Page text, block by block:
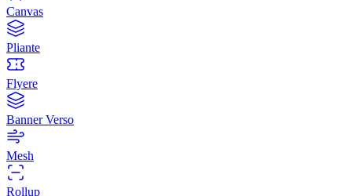
Canvas
Pliante
Flyere
Banner Verso
Mesh
Rollup